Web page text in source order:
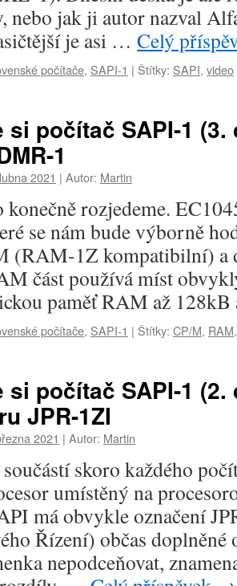
nebo jak ji autor nazval
je asi … Celý
počítače, SAPI-1 | Štítky: SAPI, video
si počítač SAPI-1 (3.
1
2021 | Autor: Martin
konečně rozjedeme.
se nám bude výborně
(RAM-1Z kompatibilní) a
část používá míst
paměť RAM až
počítače, SAPI-1 | Štítky: CP/M, RAM
si počítač SAPI-1
JPR-1ZI
2021 | Autor: Martin
skoro každého
umístěný na
má obvykle označení
Řízení) občas doplněné
nepodceňovat,